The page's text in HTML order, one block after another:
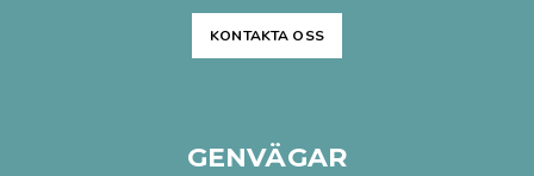
KONTAKTA OSS
GENVÄGAR